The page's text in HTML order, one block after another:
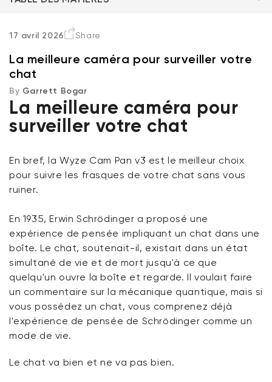
Pourquoi les caméras panoramiques
Les caméras panoramiques les plus populaires
En résumé
Questions fréquentes
17 avril 2026 Share
La meilleure caméra pour surveiller votre
chat
By Garrett Bogar
La meilleure caméra pour
surveiller votre chat
En bref, la Wyze Cam Pan v3 est le meilleur choix
pour suivre les frasques de votre chat sans vous
ruiner.
En 1935, Erwin Schrödinger a proposé une
expérience de pensée impliquant un chat dans une
boîte. Le chat, soutenait-il, existait dans un état
simultané de vie et de mort jusqu'à ce que
quelqu'un ouvre la boîte et regarde. Il voulait faire
un commentaire sur la mécanique quantique, mais si
vous possédez un chat, vous comprenez déjà
l'expérience de pensée de Schrödinger comme un
mode de vie.
Le chat va bien et ne va pas bien.
Verrou Wyze v2